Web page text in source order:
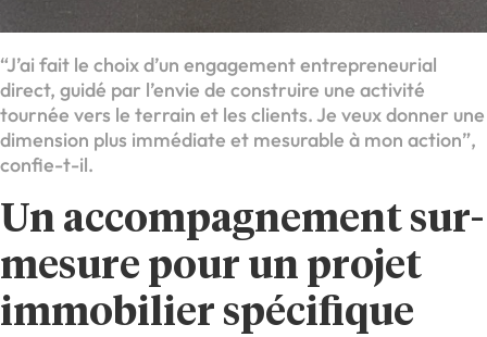
“J’ai fait le choix d’un engagement entrepreneurial
direct, guidé par l’envie de construire une activité
tournée vers le terrain et les clients. Je veux donner une
dimension plus immédiate et mesurable à mon action”,
confie-t-il.
Un accompagnement sur-
mesure pour un projet
immobilier spécifique